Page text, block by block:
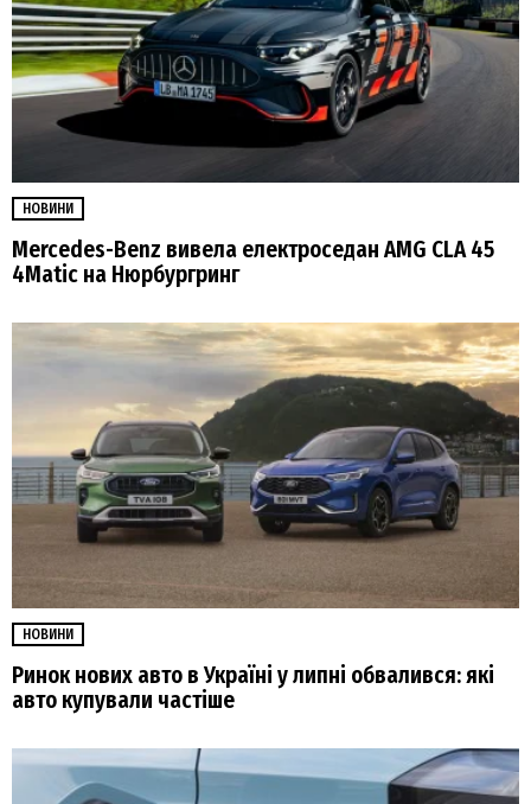
НОВИНИ
Mercedes-Benz вивела електроседан AMG CLA 45
4Matic на Нюрбургринг
НОВИНИ
Ринок нових авто в Україні у липні обвалився: які
авто купували частіше